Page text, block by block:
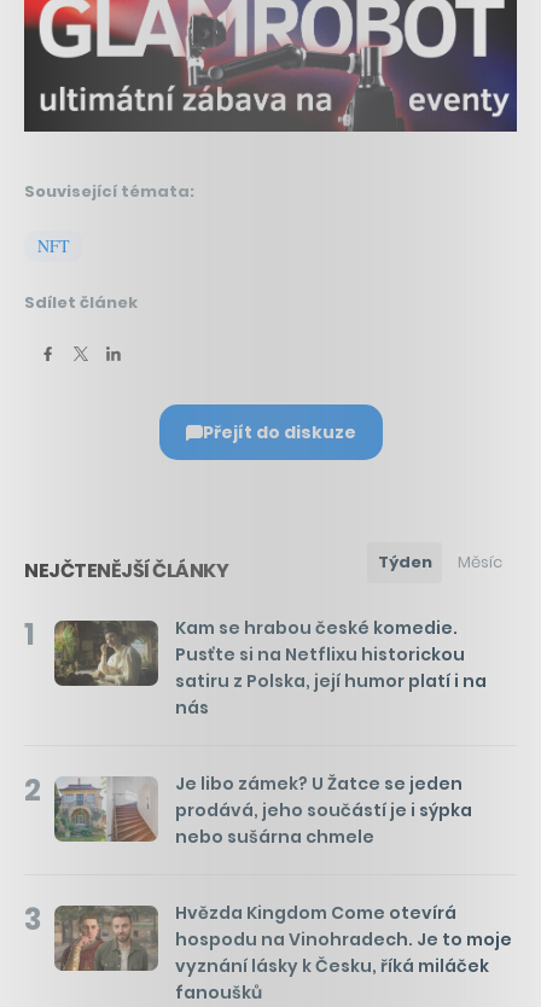
Související témata:
NFT
Sdílet článek
Přejít do diskuze
NEJČTENĚJŠÍ ČLÁNKY Týden Měsíc
1
Kam se hrabou české komedie.
Pusťte si na Netflixu historickou
satiru z Polska, její humor platí i na
nás
2
Je libo zámek? U Žatce se jeden
prodává, jeho součástí je i sýpka
nebo sušárna chmele
3
Hvězda Kingdom Come otevírá
hospodu na Vinohradech. Je to moje
vyznání lásky k Česku, říká miláček
fanoušků